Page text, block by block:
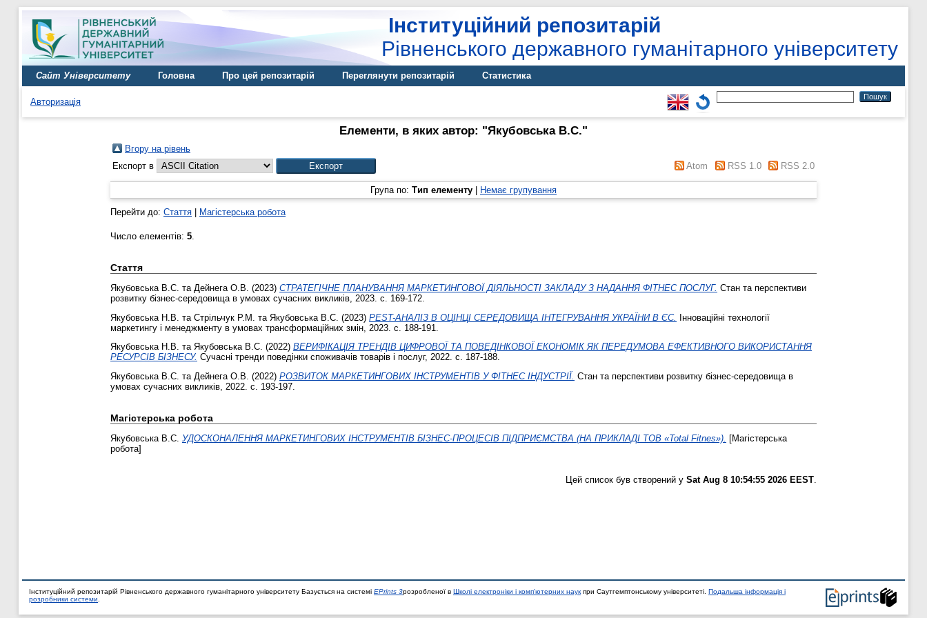
Інституційний репозитарій
Рівненського державного гуманітарного університету
Сайт Університету Головна Про цей репозитарій Переглянути репозитарій Статистика
Авторизація
Елементи, в яких автор: "Якубовська В.С."
Вгору на рівень
Експорт в
Atom RSS 1.0 RSS 2.0
Група по: Тип елементу Немає групування
Перейти до: Стаття Магістерська робота
Число елементів: 5.
Стаття
Якубовська В.С. та Дейнега О.В. (2023) СТРАТЕГІЧНЕ ПЛАНУВАННЯ МАРКЕТИНГОВОЇ ДІЯЛЬНОСТІ ЗАКЛАДУ З НАДАННЯ ФІТНЕС ПОСЛУГ. Стан та перспективи
розвитку бізнес-середовища в умовах сучасних викликів, 2023. с. 169-172.
Якубовська Н.В. та Стрільчук Р.М. та Якубовська В.С. (2023) PEST-АНАЛІЗ В ОЦІНЦІ СЕРЕДОВИЩА ІНТЕГРУВАННЯ УКРАЇНИ В ЄС. Інноваційні технології
маркетингу і менеджменту в умовах трансформаційних змін, 2023. с. 188-191.
Якубовська Н.В. та Якубовська В.С. (2022) ВЕРИФІКАЦІЯ ТРЕНДІВ ЦИФРОВОЇ ТА ПОВЕДІНКОВОЇ ЕКОНОМІК ЯК ПЕРЕДУМОВА ЕФЕКТИВНОГО ВИКОРИСТАННЯ
РЕСУРСІВ БІЗНЕСУ. Сучасні тренди поведінки споживачів товарів і послуг, 2022. с. 187-188.
Якубовська В.С. та Дейнега О.В. (2022) РОЗВИТОК МАРКЕТИНГОВИХ ІНСТРУМЕНТІВ У ФІТНЕС ІНДУСТРІЇ. Стан та перспективи розвитку бізнес-середовища в
умовах сучасних викликів, 2022. с. 193-197.
Магістерська робота
Якубовська В.С. УДОСКОНАЛЕННЯ МАРКЕТИНГОВИХ ІНСТРУМЕНТІВ БІЗНЕС-ПРОЦЕСІВ ПІДПРИЄМСТВА (НА ПРИКЛАДІ ТОВ «Total Fitnes»).
[Магістерська
робота]
Цей список був створений у Sat Aug 8 10:54:55 2026 EEST
Інституційний репозитарій Рівненського державного гуманітарного університету Базується на системі EPrints 3розробленої в Школі електроніки і комп'ютерних наук при Саутгемптонському університеті. Подальша інформація і
розробники системи